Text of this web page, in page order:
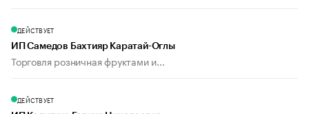
ДЕЙСТВУЕТ
ИП Самедов Бахтияр Каратай-Оглы
Торговля розничная фруктами и...
ДЕЙСТВУЕТ